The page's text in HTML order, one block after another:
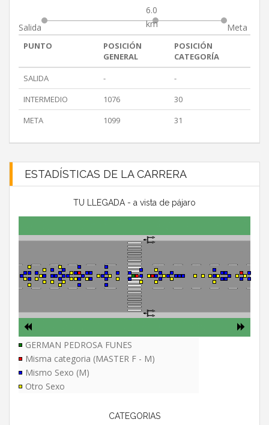
Salida
6.0
km
Meta
PUNTO
POSICIÓN
GENERAL
POSICIÓN
CATEGORÍA
SALIDA
-
-
INTERMEDIO
1076
30
META
1099 31
ESTADÍSTICAS DE LA CARRERA
TU LLEGADA - a vista de pájaro
GERMAN PEDROSA FUNES
Misma categoria (MASTER F - M)
Mismo Sexo (M)
Otro Sexo
CATEGORIAS